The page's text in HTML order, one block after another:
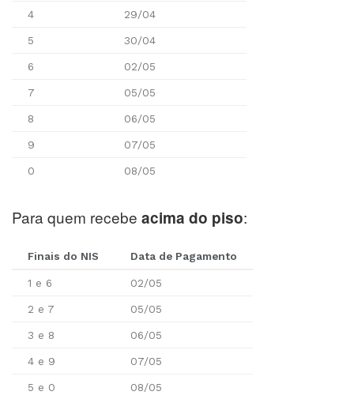
4 29/04
5 30/04
6 02/05
7 05/05
8 06/05
9 07/05
0 08/05
Para quem recebe acima do piso:
Finais do NIS Data de Pagamento
1 e 6 02/05
2 e 7 05/05
3 e 8 06/05
4 e 9 07/05
5 e 0 08/05